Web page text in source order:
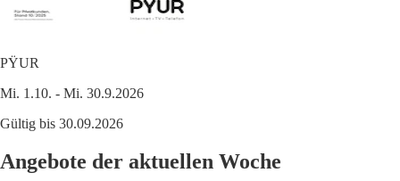
PŸUR
Mi. 1.10. - Mi. 30.9.2026
Gültig bis 30.09.2026
Angebote der aktuellen Woche